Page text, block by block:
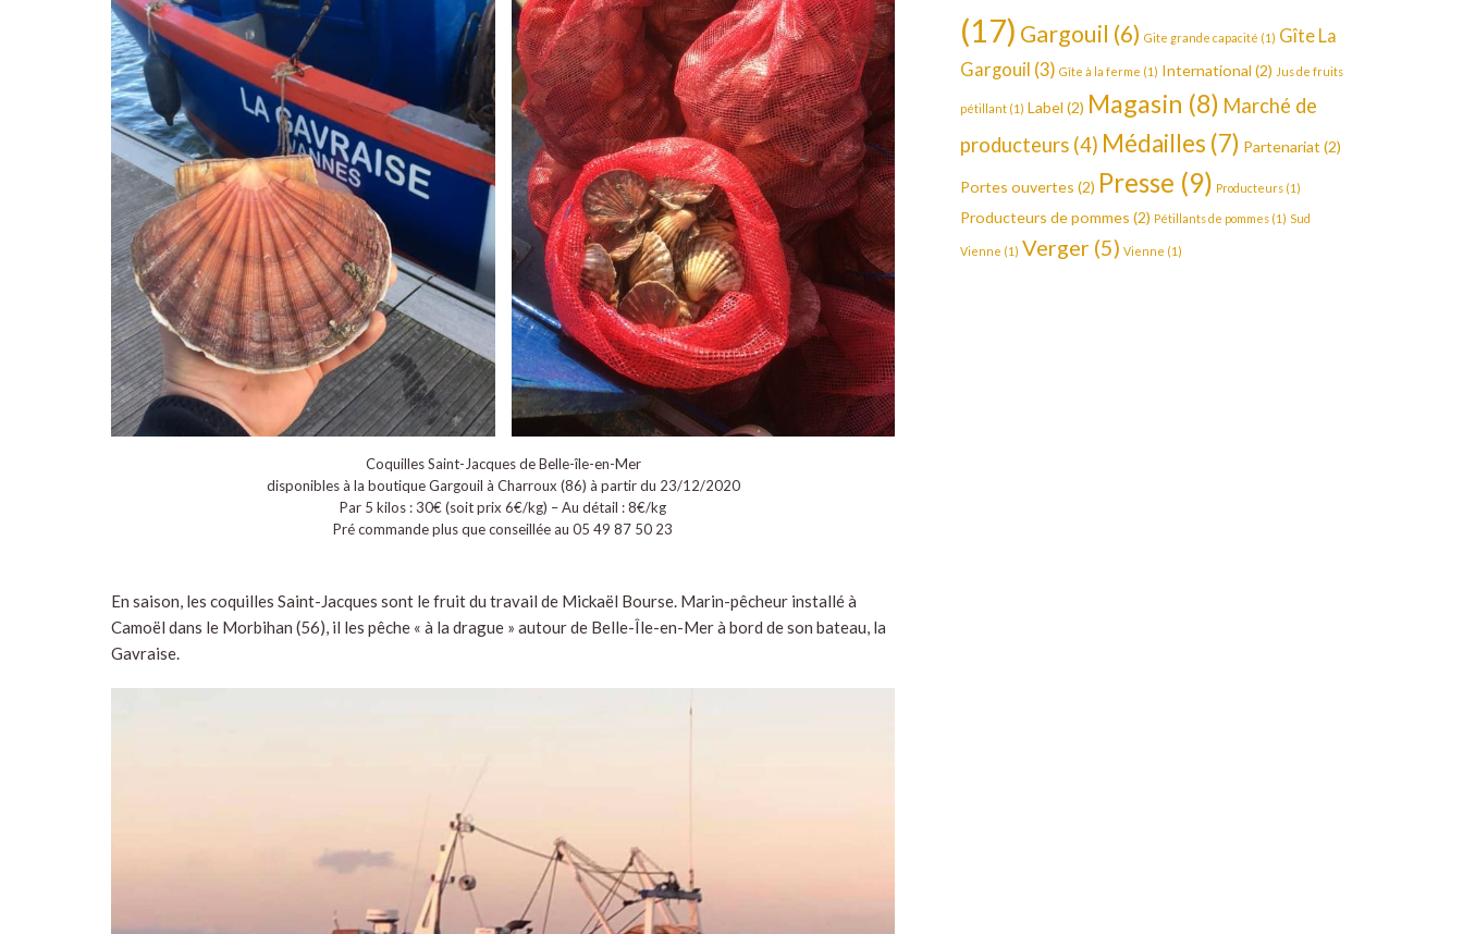
Coquilles Saint-Jacques de Belle-île-en-Mer
disponibles à la boutique Gargouil à Charroux (86) à partir du 23/12/2020
Par 5 kilos : 30€ (soit prix 6€/kg) – Au détail : 8€/kg
Pré commande plus que conseillée au 05 49 87 50 23
En saison, les coquilles Saint-Jacques sont le fruit du travail de Mickaël Bourse. Marin-pêcheur installé à
Camoël dans le Morbihan (56), il les pêche « à la drague » autour de Belle-Île-en-Mer à bord de son bateau, la
Gavraise.
(17) Gargouil (6) Gite grande capacité (1) Gîte La
Gargouil (3) Gîte à la ferme (1) International (2) Jus de fruits
pétillant (1) Label (2) Magasin (8) Marché de
producteurs (4) Médailles (7) Partenariat(2)
Portes ouvertes (2) Presse (9) Producteurs (1)
Producteurs de pommes (2) Pétillants de pommes (1) Sud
Vienne (1) Verger (5) Vienne (1)